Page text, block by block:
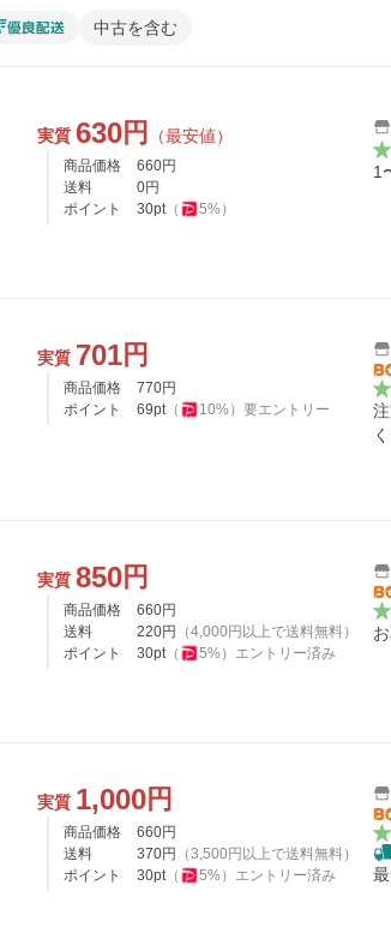
中古を含む
実質 630円 （最安値）
商品価格 660円
送料
0円
ポイント
30pt（ 5%）
1
実質 701円
商品価格 770円
ポイント
69pt（ 10%） 要エントリー
実質 850円
商品価格 660円
送料
220円 （4,000 円以上で送料無料）
ポイント
30pt（ 5%） エントリー済み
実質 1,000円
商品価格 660円
送料
370円 （3,500 円以上で送料無料）
ポイント
30pt（ 5%） エントリー済み